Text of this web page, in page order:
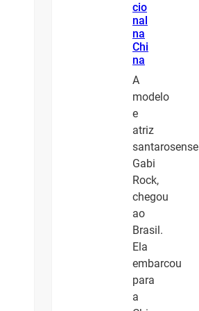
cio
nal
na
Chi
na
A
modelo
e
atriz
santarosense
Gabi
Rock,
chegou
ao
Brasil.
Ela
embarcou
para
a